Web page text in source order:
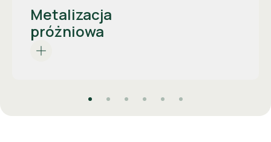
Metalizacja
próżniowa
dodaje blasku i wyrafinowania wazonom,
świecznikom i innym szklanym formom.